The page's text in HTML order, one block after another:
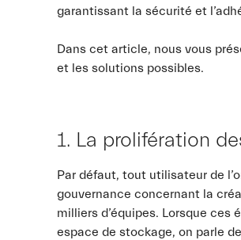
garantissant la sécurité et
Dans cet article, nous vous
et les solutions possibles.
1. La prolifération
Par défaut, tout utilisateur de
gouvernance concernant la
milliers d’équipes. Lorsque ces
espace de stockage, on parle de